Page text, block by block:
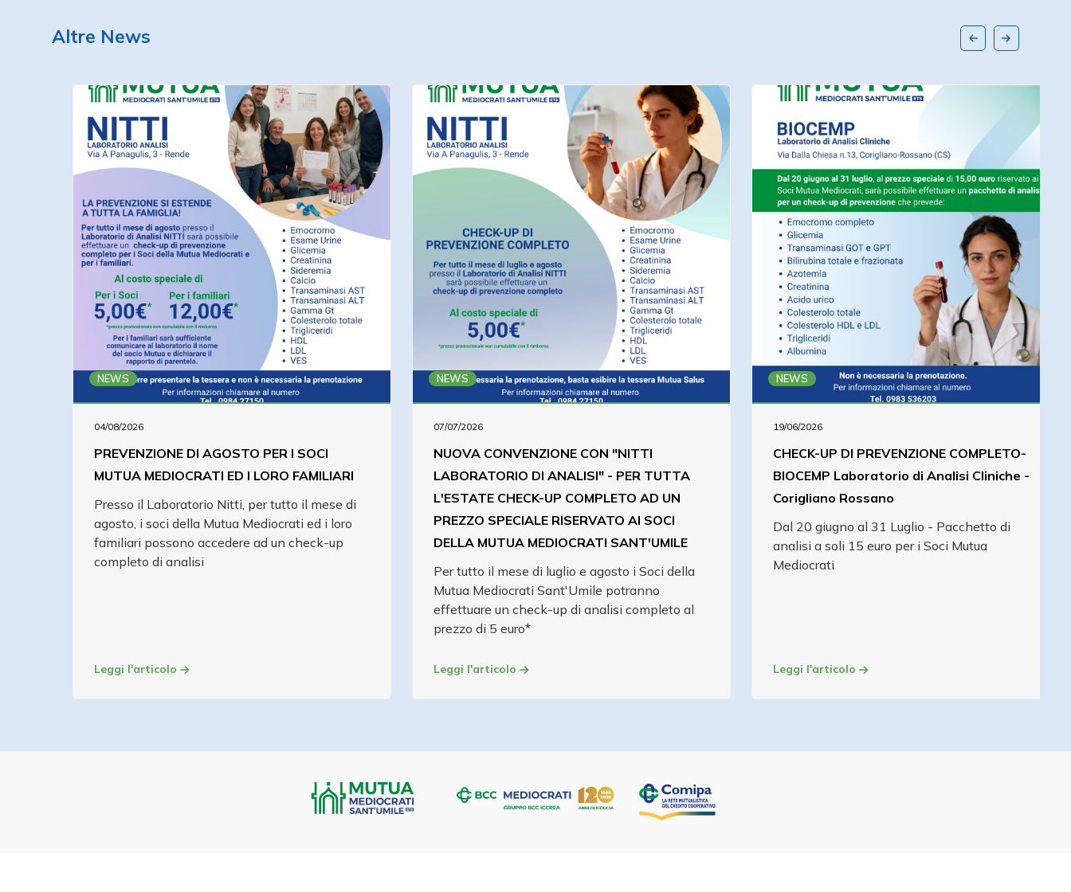
Altre News
NEWS
04/08/2026
PREVENZIONE DI AGOSTO PER I SOCI
MUTUA MEDIOCRATI ED I LORO FAMILIARI
Presso il Laboratorio Nitti, per tutto il mese di
agosto, i soci della Mutua Mediocrati ed i loro
familiari possono accedere ad un check-up
completo di analisi
Leggi l'articolo
NEWS
07/07/2026
NUOVA CONVENZIONE CON "NITTI
LABORATORIO DI ANALISI" - PER TUTTA
L'ESTATE CHECK-UP COMPLETO AD UN
PREZZO SPECIALE RISERVATO AI SOCI
DELLA MUTUA MEDIOCRATI SANT'UMILE
Per tutto il mese di luglio e agosto i Soci della
Mutua Mediocrati Sant'Umile potranno
effettuare un check-up di analisi completo al
prezzo di 5 euro*
Leggi l'articolo
NEWS
19/06/2026
CHECK-UP DI PREVENZIONE COMPLETO-
BIOCEMP Laboratorio di Analisi Cliniche -
Corigliano Rossano
Dal 20 giugno al 31 Luglio - Pacchetto di
analisi a soli 15 euro per i Soci Mutua
Mediocrati
Leggi l'articolo